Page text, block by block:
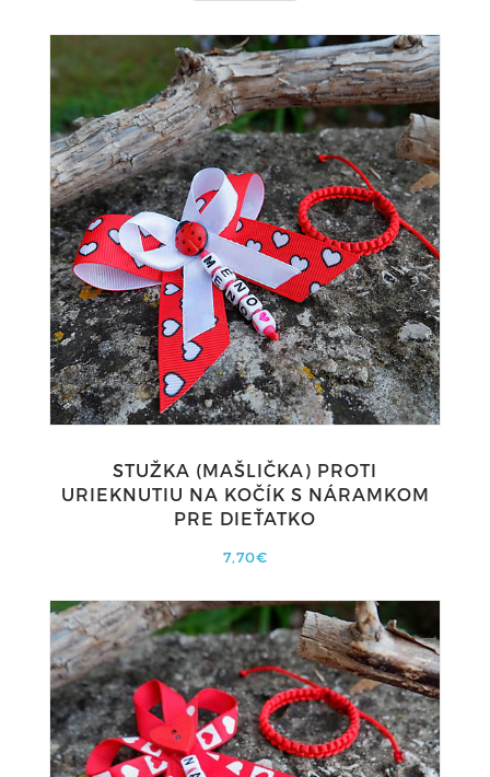
STUŽKA (MAŠLIČKA) PROTI
URIEKNUTIU NA KOČÍK S NÁRAMKOM
PRE DIEŤATKO
7,70€